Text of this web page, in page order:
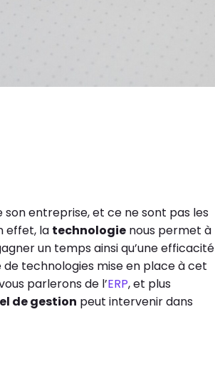
son entreprise, et ce ne sont pas les
effet, la technologie nous permet à
un temps ainsi qu’une efficacité
technologies mise en place à cet
parlerons de l’ERP, et plus
de gestion peut intervenir dans